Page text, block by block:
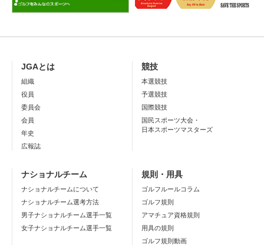
JGAとは
組織
役員
委員会
会員
年史
広報誌
競技
本選競技
予選競技
国際競技
国民スポーツ大会・
日本スポーツマスターズ
ナショナルチーム
ナショナルチームについて
ナショナルチーム選考方法
男子ナショナルチーム選手一覧
女子ナショナルチーム選手一覧
規則・用具
ゴルフルールコラム
ゴルフ規則
アマチュア資格規則
用具の規則
ゴルフ規則動画